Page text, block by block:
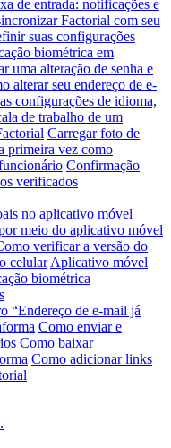
de entrada: notificações e
Factorial com seu
suas configurações
biométrica em
uma alteração de senha e
alterar seu endereço de e-
configurações de idioma,
de trabalho de um
Carregar foto de
primeira vez como
Confirmação
verificados
no aplicativo móvel
meio do aplicativo móvel
verificar a versão do
celular Aplicativo móvel
biométrica
“Endereço de e-mail já
Como enviar e
Como baixar
Como adicionar links